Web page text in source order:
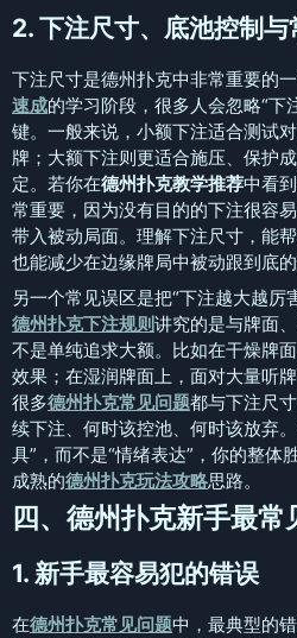
2. 下注尺寸、底池控制与
下注尺寸是德州扑克中非常重要的
速成的学习阶段，很多人会忽略“下
键。一般来说，小额下注适合测试
牌；大额下注则更适合施压、保护
定。若你在德州扑克教学推荐中看
常重要，因为没有目的的下注很容
带入被动局面。理解下注尺寸，能
也能减少在边缘牌局中被动跟到底的
另一个常见误区是把“下注越大越厉
德州扑克下注规则讲究的是与牌面
不是单纯追求大额。比如在干燥牌
效果；在湿润牌面上，面对大量听
很多德州扑克常见问题都与下注尺
续下注、何时该控池、何时该放弃
具”，而不是“情绪表达”，你的整体
成熟的德州扑克玩法攻略思路。
四、德州扑克新手最
1. 新手最容易犯的错误
在德州扑克常见问题中，最典型的